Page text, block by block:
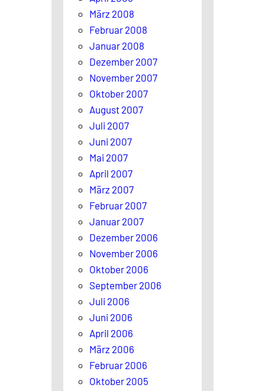
März 2008
Februar 2008
Januar 2008
Dezember 2007
November 2007
Oktober 2007
August 2007
Juli 2007
Juni 2007
Mai 2007
April 2007
März 2007
Februar 2007
Januar 2007
Dezember 2006
November 2006
Oktober 2006
September 2006
Juli 2006
Juni 2006
April 2006
März 2006
Februar 2006
Oktober 2005